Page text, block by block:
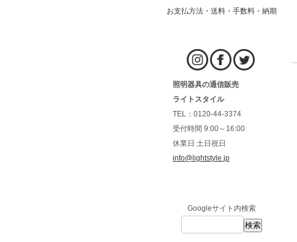
お支払方法・送料・手数料・納期
照明器具の通信販売
ライトスタイル
TEL：0120-44-3374
受付時間 9:00～16:00
休業日 土日祝日
info@lightstyle.jp
Googleサイト内検索